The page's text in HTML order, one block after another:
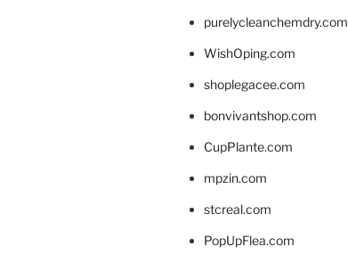
purelycleanchemdry.com
WishOping.com
shoplegacee.com
bonvivantshop.com
CupPlante.com
mpzin.com
stcreal.com
PopUpFlea.com